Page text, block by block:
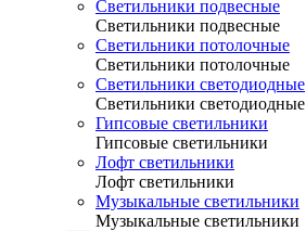
Светильники подвесные
Светильники подвесные
Светильники потолочные
Светильники потолочные
Светильники светодиодные
Светильники светодиодные
Гипсовые светильники
Гипсовые светильники
Лофт светильники
Лофт светильники
Музыкальные светильники
Музыкальные светильники